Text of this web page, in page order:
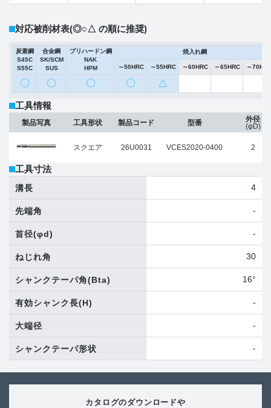
対応被削材表(◎○△ の順に推奨)
炭素鋼
S45C
S55C
合金鋼
SK/SCM
SUS
プリハードン鋼
NAK
HPM
焼入れ鋼
～50HRC ～55HRC ～60HRC ～65HRC ～
〇 〇 〇 〇 △
工具情報
製品写真 工具形状
スクエア
製品コード
26U0031
型番
VCES2020-0400
外径
(φD)
2
工具寸法
溝長 4
先端角 -
首径(φd) -
ねじれ角 30
シャンクテーパ角(Bta) 16°
有効シャンク長(H) -
大端径 -
シャンクテーパ形状 -
カタログのダウンロードや